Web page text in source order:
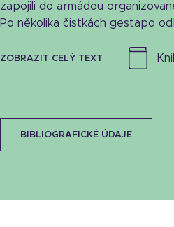
zapojili do armádou
Po několika čistkách gestapo
ZOBRAZIT CELÝ TEXT
BIBLIOGRAFICKÉ ÚDAJE